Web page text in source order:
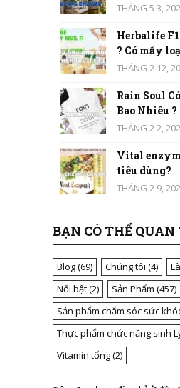
THÁNG 5 3,
Herbalife
? Có mấy
THÁNG 2 12,
Rain Soul
Bao Nhiêu ?
THÁNG 2 2,
Vital
tiêu dùng?
THÁNG 2 9,
BẠN CÓ THỂ
Blog(69) Chúng tôi (4)
Nổi bật(2) Sản Phẩm (457)
Sản phẩm chăm sóc sức
Thực phẩm chức năng sinh
Vitamin tổng(2)